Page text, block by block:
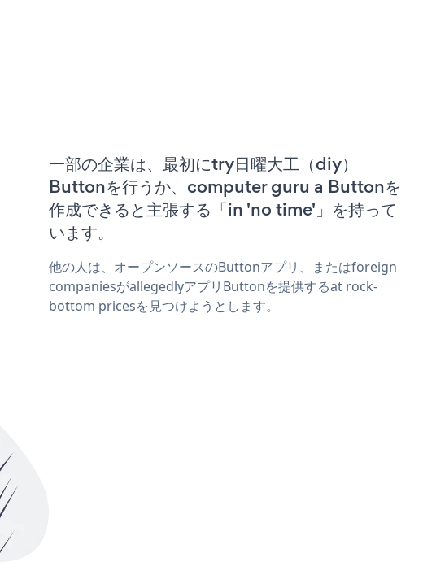
一部の企業は、最初にtry日曜大工（diy）
Buttonを行うか、computer guru a Buttonを
作成できると主張する「in 'no time'」を持って
います。
他の人は、オープンソースのButtonアプリ、またはforeign
companiesがallegedlyアプリButtonを提供するat rock-
bottom pricesを見つけようとします。